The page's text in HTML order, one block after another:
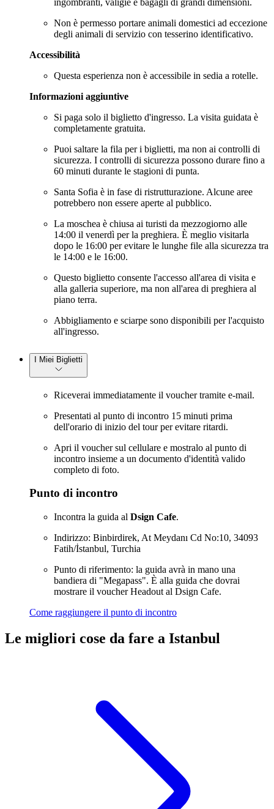
Non è permesso portare animali domestici ad eccezione
degli animali di servizio con tesserino identificativo.
Accessibilità
Questa esperienza non è accessibile in sedia a rotelle.
Informazioni aggiuntive
Si paga solo il biglietto d'ingresso. La visita guidata è
completamente gratuita.
Puoi saltare la fila per i biglietti, ma non ai controlli di
sicurezza. I controlli di sicurezza possono durare fino a
60 minuti durante le stagioni di punta.
Santa Sofia è in fase di ristrutturazione. Alcune aree
potrebbero non essere aperte al pubblico.
La moschea è chiusa ai turisti da mezzogiorno alle
14:00 il venerdì per la preghiera. È meglio visitarla
dopo le 16:00 per evitare le lunghe file alla sicurezza tra
le 14:00 e le 16:00.
Questo biglietto consente l'accesso all'area di visita e
alla galleria superiore, ma non all'area di preghiera al
piano terra.
Abbigliamento e sciarpe sono disponibili per l'acquisto
all'ingresso.
I Miei Biglietti
Riceverai immediatamente il voucher tramite e-mail.
Presentati al punto di incontro 15 minuti prima
dell'orario di inizio del tour per evitare ritardi.
Apri il voucher sul cellulare e mostralo al punto di
incontro insieme a un documento d'identità valido
completo di foto.
Punto di incontro
Incontra la guida al Dsign Cafe.
Indirizzo: Binbirdirek, At Meydanı Cd No:10, 34093
Fatih/İstanbul, Turchia
Punto di riferimento: la guida avrà in mano una
bandiera di "Megapass". È alla guida che dovrai
mostrare il voucher Headout al Dsign Cafe.
Come raggiungere il punto di incontro
Le migliori cose da fare a Istanbul